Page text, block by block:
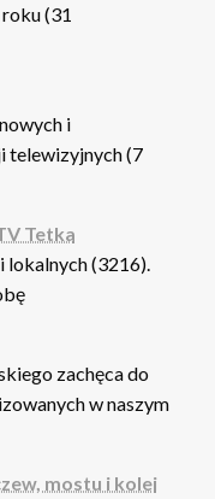
(31
i
telewizyjnych (7
Tetka
lokalnych (3216).
zachęca do
w naszym
mostu i kolei